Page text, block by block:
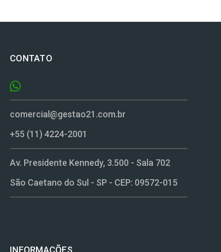
CONTATO
comercial@gestao21.com.br
+55 (11) 4224-2001
Av. Presidente Kennedy, 3.500 - Sala 702
São Caetano do Sul - SP - CEP: 09572-015
INFORMAÇÕES